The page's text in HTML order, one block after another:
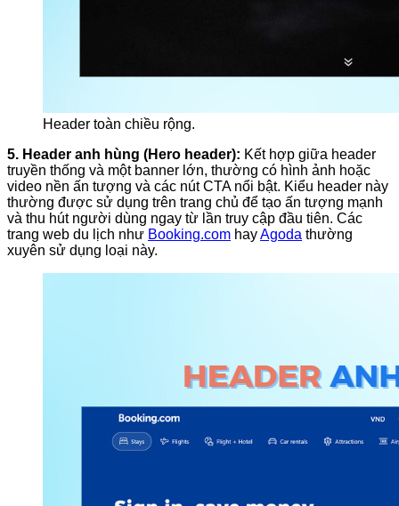
Header toàn chiều rộng.
5. Header anh hùng (Hero header): Kết hợp giữa header
truyền thống và một banner lớn, thường có hình ảnh hoặc
video nền ấn tượng và các nút CTA nổi bật. Kiểu header này
thường được sử dụng trên trang chủ để tạo ấn tượng mạnh
và thu hút người dùng ngay từ lần truy cập đầu tiên. Các
trang web du lịch như Booking.com hayAgoda thường
xuyên sử dụng loại này.